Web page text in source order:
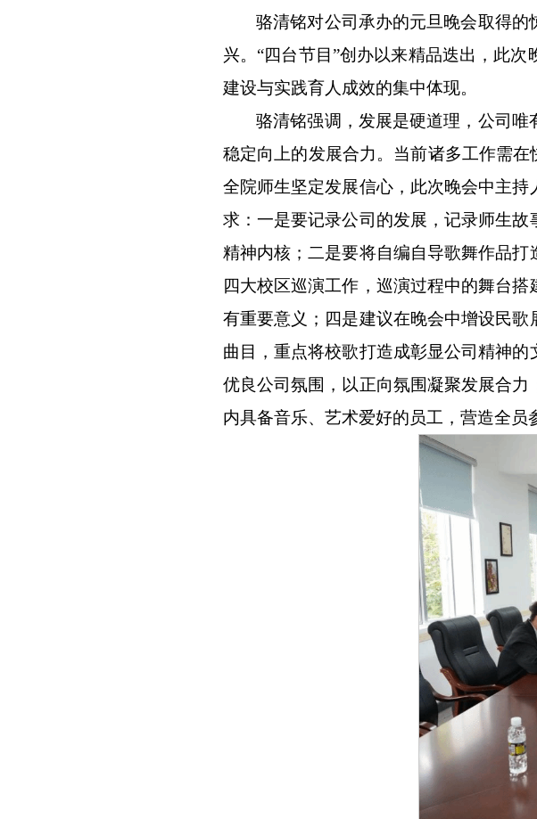
骆清铭对公司承办的元旦晚会取得
兴。“四台节目”创办以来精品迭出，此
建设与实践育人成效的集中体现。
骆清铭强调，发展是硬道理，公司
稳定向上的发展合力。当前诸多工作需
全院师生坚定发展信心，此次晚会中主
求：一是要记录公司的发展，记录师生
精神内核；二是要将自编自导歌舞作品
四大校区巡演工作，巡演过程中的舞台
有重要意义；四是建议在晚会中增设民
曲目，重点将校歌打造成彰显公司精神
优良公司氛围，以正向氛围凝聚发展合
内具备音乐、艺术爱好的员工，营造全员